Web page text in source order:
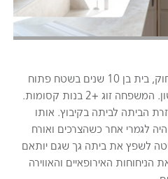
ברלין – ישראל פרויקט בשלט רחוק, בית בן 10 שנים בשטח פתוח
לשדות וטובל בירוק בקיבוץ נחשון. המשפחה זוג +2 בנות קסומות.
הביתה לביתה בקיבוץ. אותו
לגמרי אחר כשהצרכים ואורח
לשפץ את ביתה גך שגם יותאם
הניחוחות האירופאיים והאווירה